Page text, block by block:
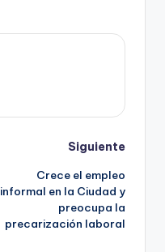
Siguiente
Crece el empleo
informal en la Ciudad y
preocupa la
precarización laboral